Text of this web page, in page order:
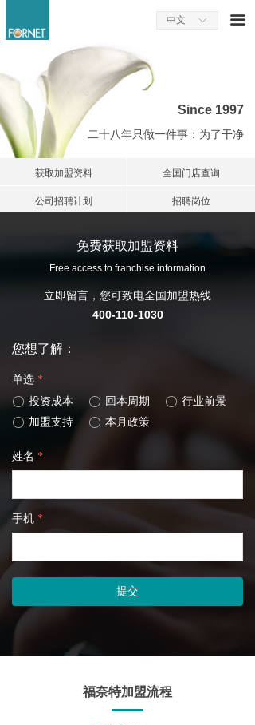
ꀅ
中文 끀
Since 1997
二十八年只做一件事：为了干净
获取加盟资料 全国门店查询
公司招聘计划 招聘岗位
Free access to franchise information
免费获取加盟资料
您想了解：
单选 *
ꀐ 投资成本 ꀐ 回本周期 ꀐ 行业前景
ꀐ 加盟支持 ꀐ 本月政策
姓名 *
手机 *
提交
立即留言，您可致电全国加盟热线
400-110-1030
福奈特加盟流程